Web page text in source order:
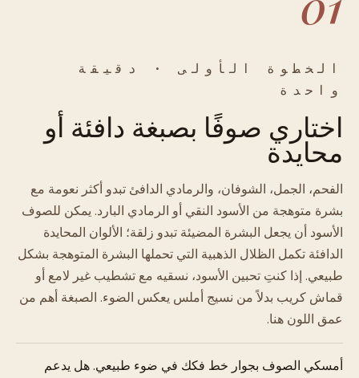
الخطوة الأولى · دقيقة
واحدة
اختاري صوفًا بصبغة دافئة أو
محايدة
الفحم، الجمل، الشوفان، والرمادي الدافئ تبدو أكثر نعومة مع
بشرة متوهجة من الأسود النقي أو الرمادي البارد. يمكن للصوف
الأسود أن يجعل البشرة المضيئة تبدو زلقة؛ الألوان المحايدة
الدافئة تكمل الظلال الذهبية التي تحملها البشرة المتوهجة بشكل
طبيعي. إذا كنتِ تحبين الأسود، نسقيه مع تشطيب غير لامع أو
قماش كريب بدلاً من نسيج أملس يعكس الضوء. الصبغة أهم من
عمق اللون هنا.
أمسكي الصوف بجوار خط فكك في ضوء طبيعي. هل يدعم